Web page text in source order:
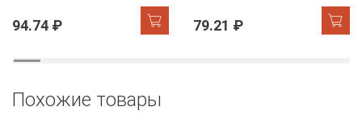
голубой, 60385-2 Колорит
94.74 ₽ 79.21 ₽
Похожие товары